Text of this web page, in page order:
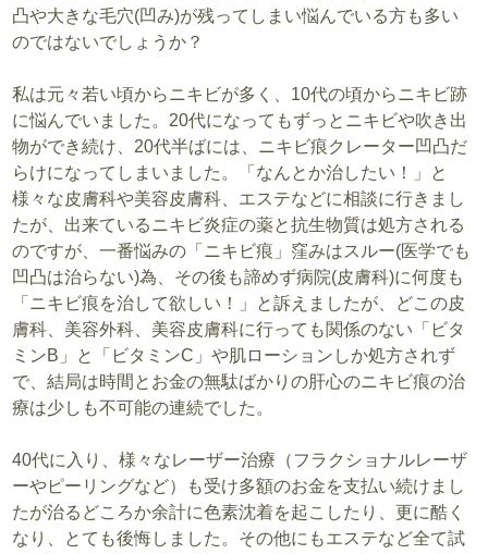
凸や大きな毛穴(凹み)が残ってしまい悩んでいる方も多い
のではないでしょうか？
私は元々若い頃からニキビが多く、10代の頃からニキビ跡
に悩んでいました。20代になってもずっとニキビや吹き出
物ができ続け、20代半ばには、ニキビ痕クレーター凹凸だ
らけになってしまいました。「なんとか治したい！」と
様々な皮膚科や美容皮膚科、エステなどに相談に行きまし
たが、出来ているニキビ炎症の薬と抗生物質は処方される
のですが、一番悩みの「ニキビ痕」窪みはスルー(医学でも
凹凸は治らない)為、その後も諦めず病院(皮膚科)に何度も
「ニキビ痕を治して欲しい！」と訴えましたが、どこの皮
膚科、美容外科、美容皮膚科に行っても関係のない「ビタ
ミンB」と「ビタミンC」や肌ローションしか処方されず
で、結局は時間とお金の無駄ばかりの肝心のニキビ痕の治
療は少しも不可能の連続でした。
40代に入り、様々なレーザー治療（フラクショナルレーザ
ーやピーリングなど）も受け多額のお金を支払い続けまし
たが治るどころか余計に色素沈着を起こしたり、更に酷く
なり、とても後悔しました。その他にもエステなど全て試